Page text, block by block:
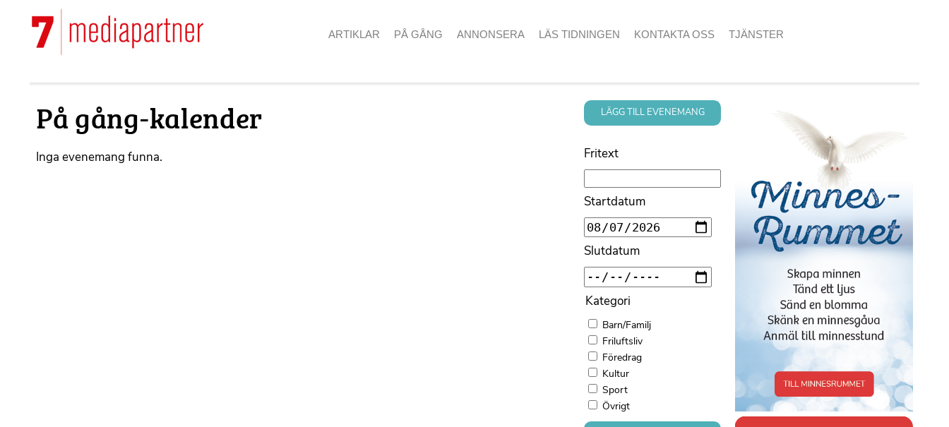
huvudinnehåll
ARTIKLAR PÅ GÅNG ANNONSERA LÄS TIDNINGEN KONTAKTA OSS TJÄNSTER
På gång-kalender LÄGG TILL EVENEMANG
Fritext
Startdatum
Slutdatum
Kategori
Barn/Familj
Friluftsliv
Föredrag
Kultur
Sport
Övrigt
Inga evenemang funna.